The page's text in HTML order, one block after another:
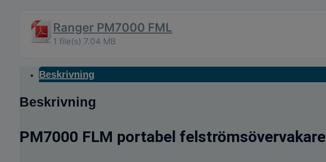
Ranger PM7000 FML
1 file(s) 7.04 MB
Beskrivning
Beskrivning
PM7000 FLM portabel felströmsövervakare